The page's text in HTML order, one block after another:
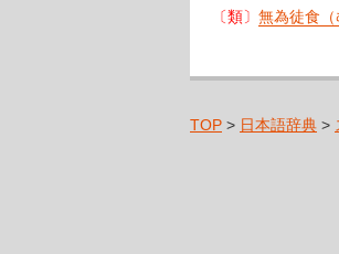
〔類〕 無為徒食（
TOP > 日本語辞典 >